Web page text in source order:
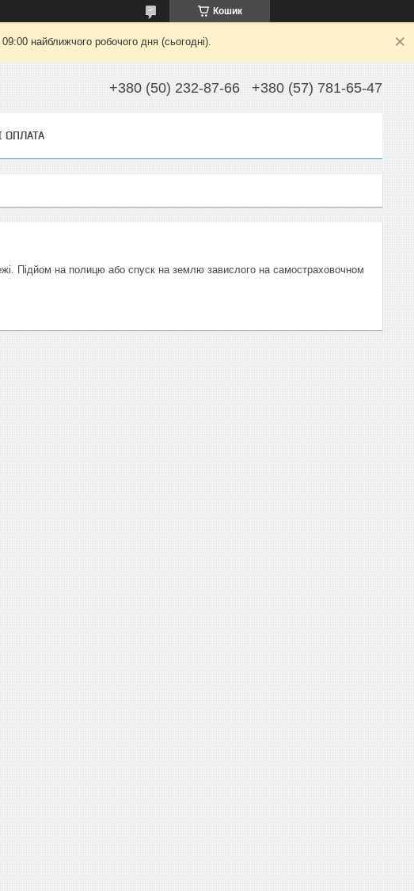
Кошик
найближчого робочого дня (сьогодні).
+380 (50) 232-87-66 +380 (57) 781-65-47
ОПЛАТА
Підйом на полицю або спуск на землю завислого на самостраховочном